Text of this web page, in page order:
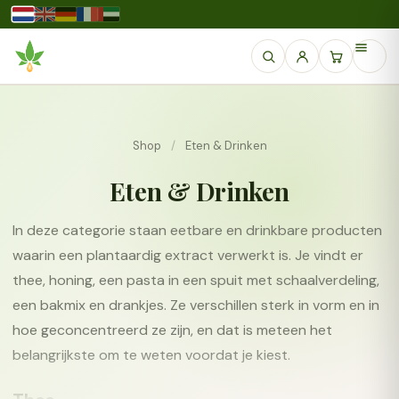
Shop / Eten & Drinken
Eten & Drinken
In deze categorie staan eetbare en drinkbare producten
waarin een plantaardig extract verwerkt is. Je vindt er
thee, honing, een pasta in een spuit met schaalverdeling,
een bakmix en drankjes. Ze verschillen sterk in vorm en in
hoe geconcentreerd ze zijn, en dat is meteen het
belangrijkste om te weten voordat je kiest.